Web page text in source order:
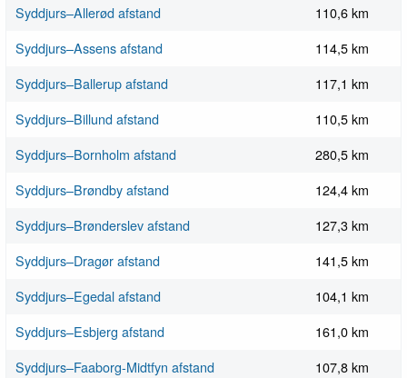
Syddjurs–Allerød afstand
110,6 km
Syddjurs–Assens afstand
114,5 km
Syddjurs–Ballerup afstand
117,1 km
Syddjurs–Billund afstand
110,5 km
Syddjurs–Bornholm afstand
280,5 km
Syddjurs–Brøndby afstand
124,4 km
Syddjurs–Brønderslev afstand
127,3 km
Syddjurs–Dragør afstand
141,5 km
Syddjurs–Egedal afstand
104,1 km
Syddjurs–Esbjerg afstand
161,0 km
Syddjurs–Faaborg-Midtfyn afstand
107,8 km